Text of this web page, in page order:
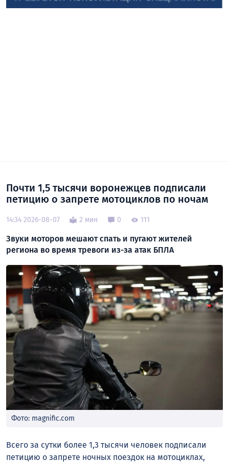
Почти 1,5 тысячи воронежцев подписали
петицию о запрете мотоциклов по ночам
14:34 2026-08-07 2 мин 0 111
Звуки моторов мешают спать и пугают жителей
региона во время тревоги из-за атак БПЛА
Фото: magnific.com
Всего за сутки более 1,3 тысячи человек подписали
петицию о запрете ночных поездок на мотоциклах,